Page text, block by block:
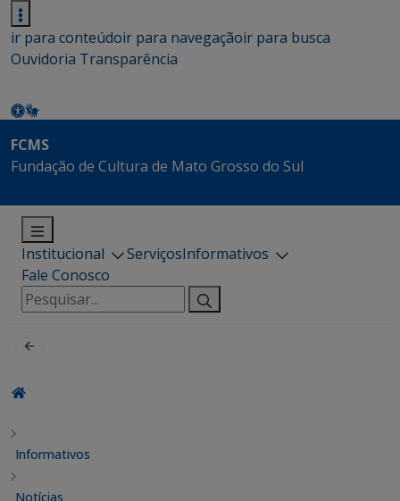
ir para conteúdoir para navegaçãoir para busca
Ouvidoria Transparência
FCMS
Fundação de Cultura de Mato Grosso do Sul
Institucional ServiçosInformativos
Fale Conosco
Pesquisar
por:
Informativos
Notícias